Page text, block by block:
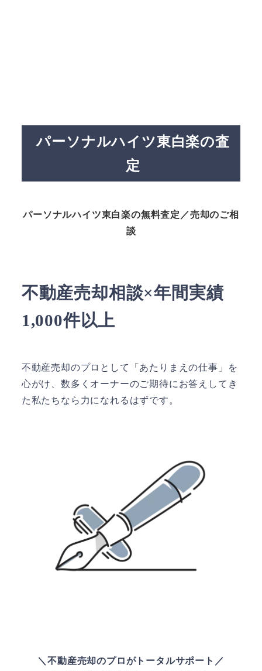
パーソナルハイツ東白楽の査
定
パーソナルハイツ東白楽の無料査定／売却のご相
談
不動産売却相談×年間実績
1,000件以上
不動産売却のプロとして「あたりまえの仕事」を
心がけ、数多くオーナーのご期待にお答えしてき
た私たちなら力になれるはずです。
＼不動産売却のプロがトータルサポート／